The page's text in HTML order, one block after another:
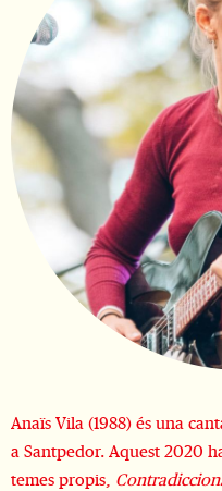
Anaïs Vila (1988) és una
a Santpedor. Aquest 2020
temes propis,